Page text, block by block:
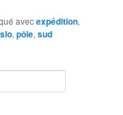
avecexpédition,
,pôle,sud